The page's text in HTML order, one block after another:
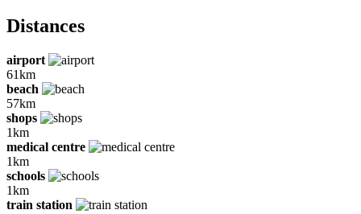
Distances
airport
61km
beach
57km
shops
1km
medical centre
1km
schools
1km
train station